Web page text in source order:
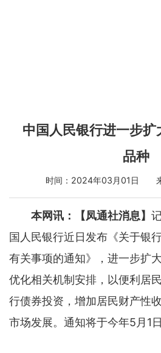
中国人民银行进一步
品种
时间：2024年03月01日
本网讯：【凤通社消息】
国人民银行近日发布《关于银
有关事项的通知》，进一步扩
优化相关机制安排，以便利居
行债券投资，增加居民财产性
市场发展。通知将于今年5月1日